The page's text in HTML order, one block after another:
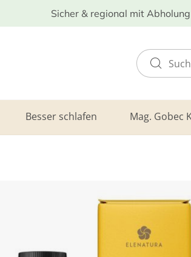
Sicher & regional mit
Besser schlafen Mag. Gobec